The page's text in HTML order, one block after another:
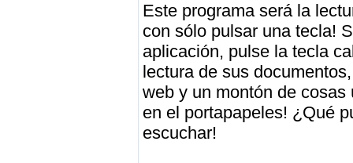
Este programa será la
con sólo pulsar una tecla!
aplicación, pulse la tecla
lectura de sus
web y un montón de
en el portapapeles! ¿Qué
escuchar!